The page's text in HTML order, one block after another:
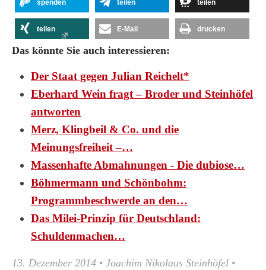
spenden teilen teilen
teilen E-Mail drucken
Das könnte Sie auch interessieren:
Der Staat gegen Julian Reichelt*
Eberhard Wein fragt – Broder und Steinhöfel
antworten
Merz, Klingbeil & Co. und die
Meinungsfreiheit –…
Massenhafte Abmahnungen - Die dubiose…
Böhmermann und Schönbohm:
Programmbeschwerde an den…
Das Milei-Prinzip für Deutschland:
Schuldenmachen…
13. Dezember 2014 • Joachim Nikolaus Steinhöfel •